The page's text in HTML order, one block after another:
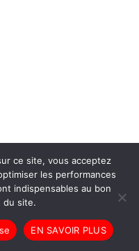
ce site, vous acceptez
les performances
indispensables au bon
du site.
EN SAVOIR PLUS